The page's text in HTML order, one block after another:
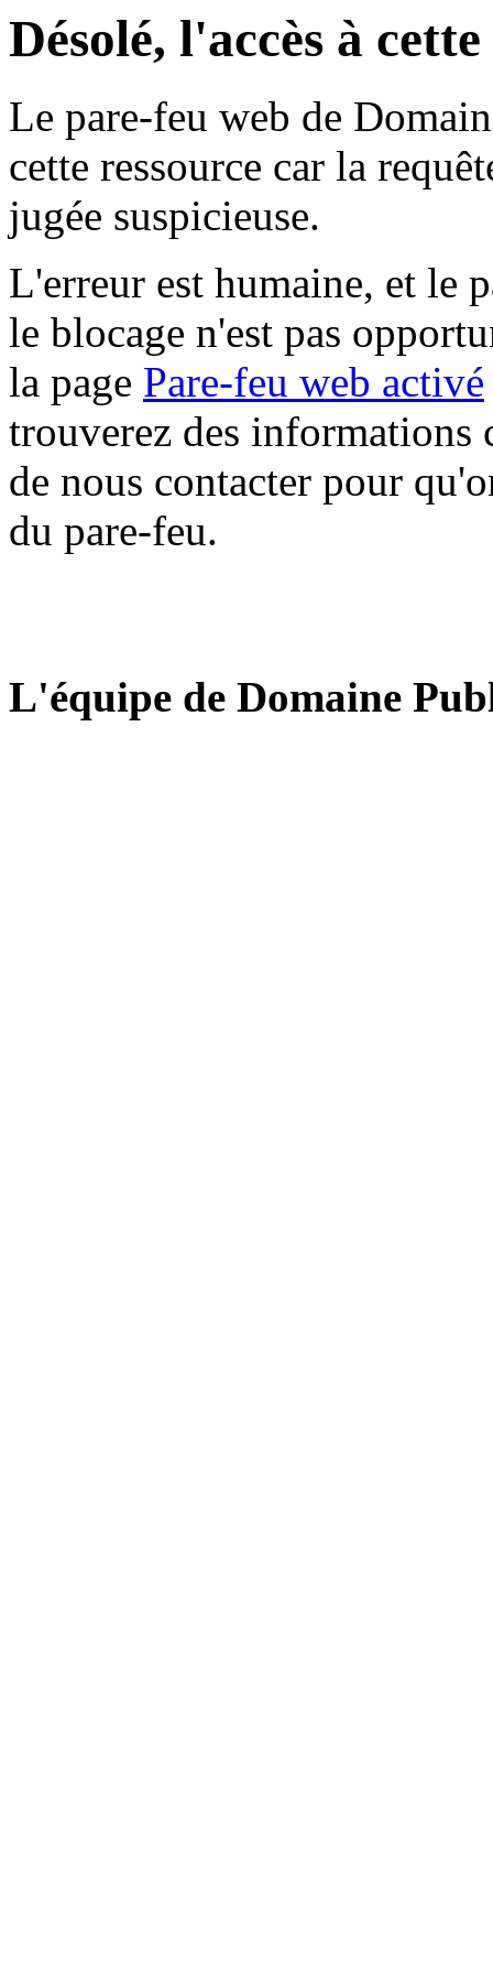
Désolé, l'accès à
Le pare-feu web de
cette ressource car la
jugée suspicieuse.
L'erreur est humaine, et le
le blocage n'est pas
la page Pare-feu web activé
trouverez des informations
de nous contacter pour
du pare-feu.
L'équipe de Domaine